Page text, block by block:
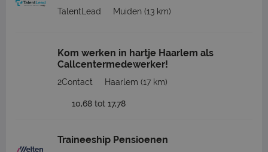
TalentLead Muiden (13 km)
Kom werken in hartje Haarlem als
Callcentermedewerker!
2Contact Haarlem (17 km)
10,68 tot 17,78
Traineeship Pensioenen